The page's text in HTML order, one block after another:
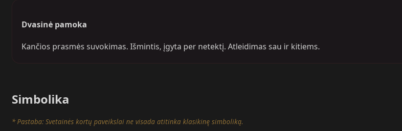
Dvasinė pamoka
Kančios prasmės suvokimas. Išmintis, įgyta per netektį. Atleidimas sau ir kitiems.
Simbolika
* Pastaba: Svetainės kortų paveikslai ne visada atitinka klasikinę simboliką.